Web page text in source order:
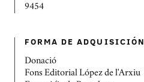
9454
FORMA DE ADQUISICIÓN
Donació
Fons Editorial López de l'Arxiu